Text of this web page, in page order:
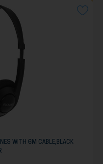
WITH 6M CABLE,BLACK